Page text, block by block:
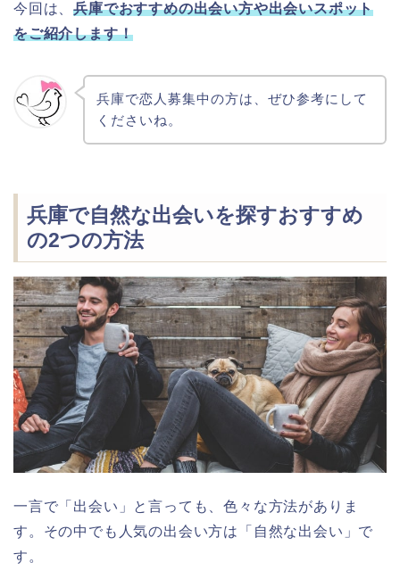
今回は、兵庫でおすすめの出会い方や出会いスポット
をご紹介します！
兵庫で恋人募集中の方は、ぜひ参考にして
くださいね。
兵庫で自然な出会いを探すおすすめ
の2つの方法
一言で「出会い」と言っても、色々な方法がありま
す。その中でも人気の出会い方は「自然な出会い」で
す。